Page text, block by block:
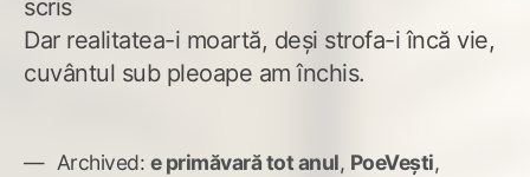
scris
Dar realitatea-i moartă, deși strofa-i încă vie,
cuvântul sub pleoape am închis.
Archived: e primăvară tot anul, PoeVești,